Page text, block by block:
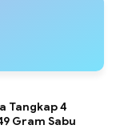
Tangkap 4
Gram Sabu